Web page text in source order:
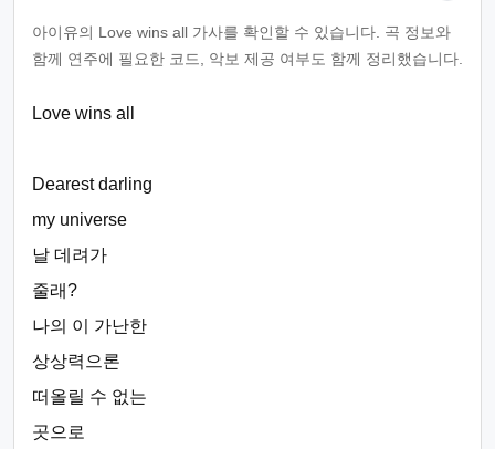
아이유의 Love wins all 가사를 확인할 수 있습니다. 곡 정보와
함께 연주에 필요한 코드, 악보 제공 여부도 함께 정리했습니다.
Love wins all
Dearest darling
my universe
날 데려가
줄래?
나의 이 가난한
상상력으론
떠올릴 수 없는
곳으로